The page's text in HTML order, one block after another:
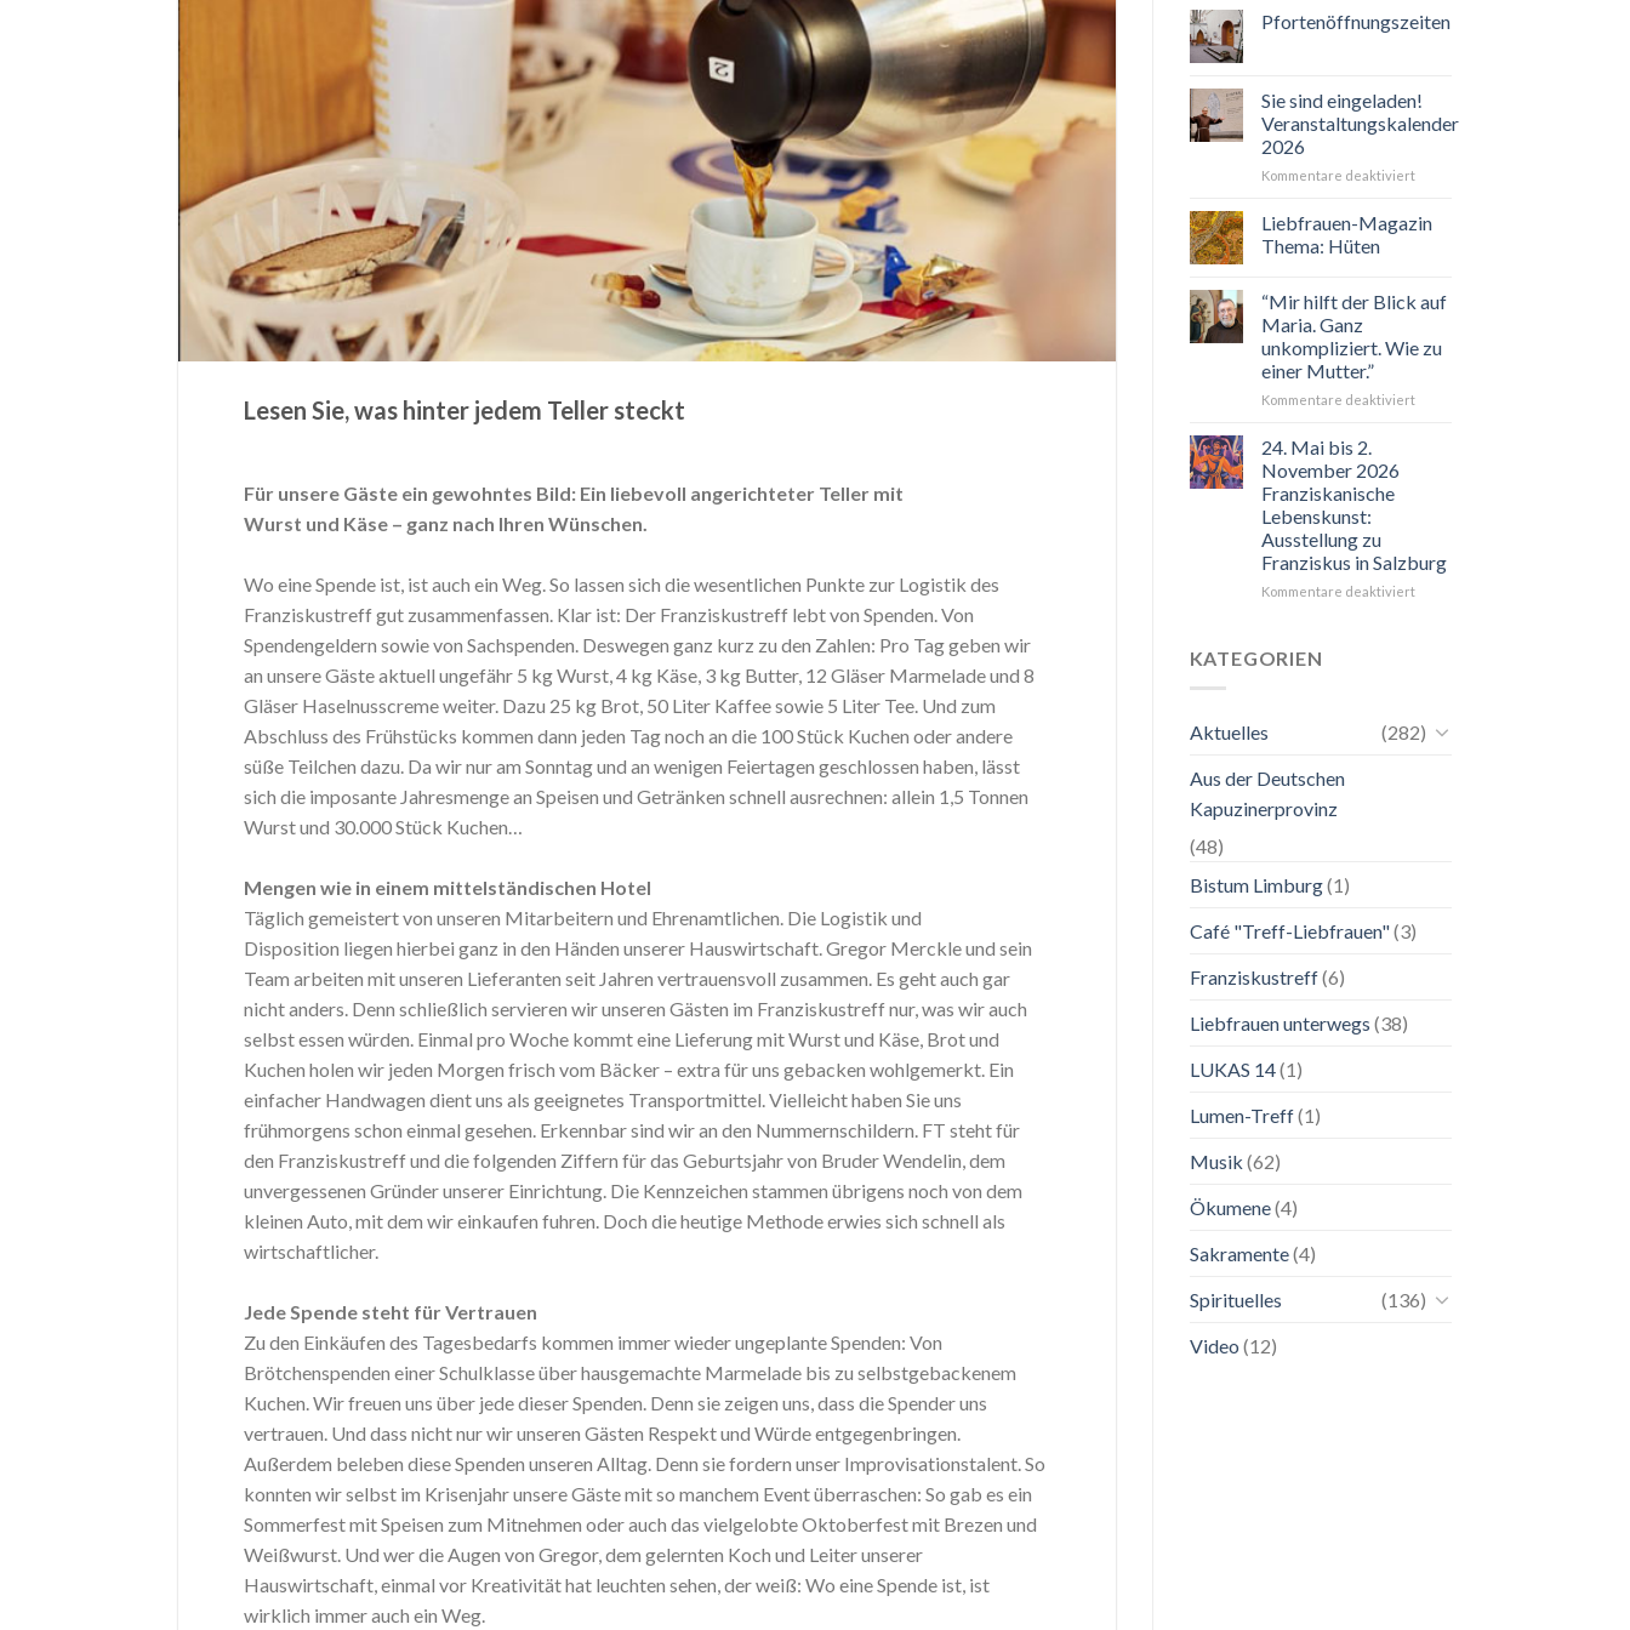
Lesen Sie, was hinter jedem Teller steckt
Für unsere Gäste ein gewohntes Bild: Ein liebevoll angerichteter Teller mit
Wurst und Käse – ganz nach Ihren Wünschen.
Wo eine Spende ist, ist auch ein Weg. So lassen sich die wesentlichen Punkte zur Logistik des
Franziskustreff gut zusammenfassen. Klar ist: Der Franziskustreff lebt von Spenden. Von
Spendengeldern sowie von Sachspenden. Deswegen ganz kurz zu den Zahlen: Pro Tag geben wir
an unsere Gäste aktuell ungefähr 5 kg Wurst, 4 kg Käse, 3 kg Butter, 12 Gläser Marmelade und 8
Gläser Haselnusscreme weiter. Dazu 25 kg Brot, 50 Liter Kaffee sowie 5 Liter Tee. Und zum
Abschluss des Frühstücks kommen dann jeden Tag noch an die 100 Stück Kuchen oder andere
süße Teilchen dazu. Da wir nur am Sonntag und an wenigen Feiertagen geschlossen haben, lässt
sich die imposante Jahresmenge an Speisen und Getränken schnell ausrechnen: allein 1,5 Tonnen
Wurst und 30.000 Stück Kuchen…
Mengen wie in einem mittelständischen Hotel
Täglich gemeistert von unseren Mitarbeitern und Ehrenamtlichen. Die Logistik und
Disposition liegen hierbei ganz in den Händen unserer Hauswirtschaft. Gregor Merckle und sein
Team arbeiten mit unseren Lieferanten seit Jahren vertrauensvoll zusammen. Es geht auch gar
nicht anders. Denn schließlich servieren wir unseren Gästen im Franziskustreff nur, was wir auch
selbst essen würden. Einmal pro Woche kommt eine Lieferung mit Wurst und Käse, Brot und
Kuchen holen wir jeden Morgen frisch vom Bäcker – extra für uns gebacken wohlgemerkt. Ein
einfacher Handwagen dient uns als geeignetes Transportmittel. Vielleicht haben Sie uns
frühmorgens schon einmal gesehen. Erkennbar sind wir an den Nummernschildern. FT steht für
den Franziskustreff und die folgenden Ziffern für das Geburtsjahr von Bruder Wendelin, dem
unvergessenen Gründer unserer Einrichtung. Die Kennzeichen stammen übrigens noch von dem
kleinen Auto, mit dem wir einkaufen fuhren. Doch die heutige Methode erwies sich schnell als
wirtschaftlicher.
Jede Spende steht für Vertrauen
Zu den Einkäufen des Tagesbedarfs kommen immer wieder ungeplante Spenden: Von
Brötchenspenden einer Schulklasse über hausgemachte Marmelade bis zu selbstgebackenem
Kuchen. Wir freuen uns über jede dieser Spenden. Denn sie zeigen uns, dass die Spender uns
vertrauen. Und dass nicht nur wir unseren Gästen Respekt und Würde entgegenbringen.
Außerdem beleben diese Spenden unseren Alltag. Denn sie fordern unser Improvisationstalent. So
konnten wir selbst im Krisenjahr unsere Gäste mit so manchem Event überraschen: So gab es ein
Sommerfest mit Speisen zum Mitnehmen oder auch das vielgelobte Oktoberfest mit Brezen und
Weißwurst. Und wer die Augen von Gregor, dem gelernten Koch und Leiter unserer
Hauswirtschaft, einmal vor Kreativität hat leuchten sehen, der weiß: Wo eine Spende ist, ist
wirklich immer auch ein Weg.
Pfortenöffnungszeiten
Sie sind eingeladen!
Veranstaltungskalender
2026
Kommentare deaktiviertfür
sind
Liebfrauen-Magazin
Thema: Hüten
“Mir hilft der Blick auf
Maria. Ganz
unkompliziert. Wie zu
einer Mutter.”
Kommentare deaktiviertfür
unkompliziert.
24. Mai bis 2.
November 2026
Franziskanische
Lebenskunst:
Ausstellung zu
Franziskus in Salzburg
Kommentare deaktiviertfür
Franziskanische
KATEGORIEN
Aktuelles
(282)
Aus der Deutschen
Kapuzinerprovinz
(48)
Bistum Limburg(1)
Café "Treff-Liebfrauen"(3)
Franziskustreff(6)
Liebfrauen unterwegs (38)
LUKAS 14(1)
Lumen-Treff(1)
Musik (62)
Ökumene(4)
Sakramente(4)
Spirituelles
(136)
Video (12)